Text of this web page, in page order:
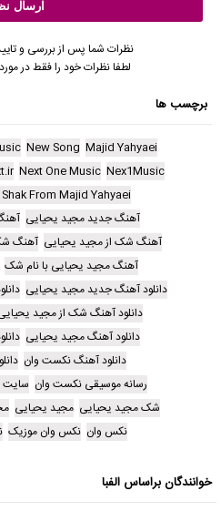
نظرات شما پس از بررسی و
لطفا نظرات خود را فقط در
برچسب ها
Majid Yahyaei
New Song
Nex1Music
Next One Music
From Majid Yahyaei
آهنگ جدید مجید یحیایی
آهنگ شک از مجید یحیایی آهنگ
آهنگ مجید یحیایی با نام شک
دانلود آهنگ جدید مجید یحیایی
دانلود آهنگ شک از مجید
دانلود آهنگ مجید یحیایی
دانلود آهنگ نکست وان
رسانه موسیقی نکست وان سایت
شک مجید یحیایی مجید یحیایی
نکس وان نکس وان موزیک
خوانندگان براساس الفبا